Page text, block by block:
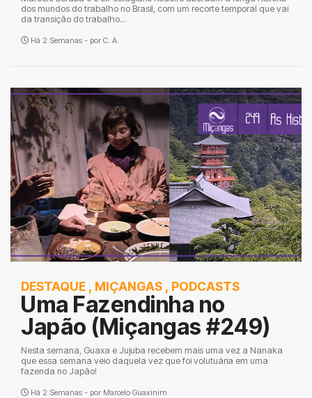
dos mundos do trabalho no Brasil, com um recorte temporal que vai
da transição do trabalho...
Há 2 Semanas - por C. A.
DESTAQUE , MIÇANGAS , PODCASTS
Uma Fazendinha no
Japão (Miçangas #249)
Nesta semana, Guaxa e Jujuba recebem mais uma vez a Nanaka
que essa semana veio daquela vez que foi volutuária em uma
fazenda no Japão!
Há 2 Semanas - por Marcelo Guaxinim